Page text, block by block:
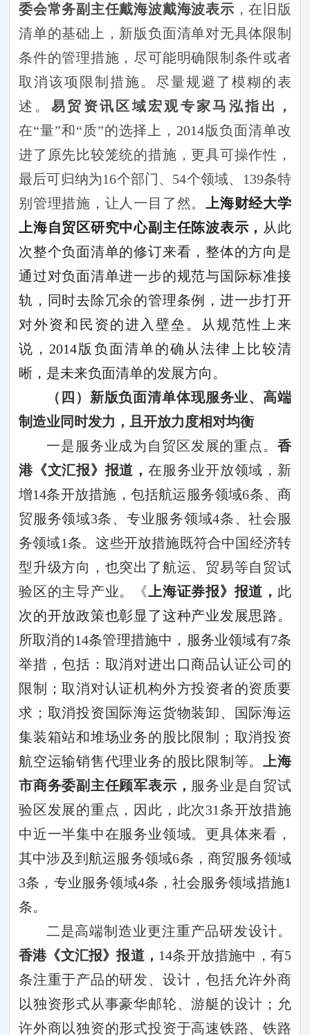
委会常务副主任戴海波戴海波表示 ，在旧版
清单的基础上，新版负面清单对无具体限制
条件的管理措施，尽可能明确限制条件或者
取消该项限制措施。尽量规避了模糊的表
述。 易贸资讯区域宏观专家马泓指出，
在“量”和“质”的选择上， 2014版负面清单改
进了原先比较笼统的措施，更具可操作性，
最后可归纳为16个部门、 54个领域、 139条特
别管理措施，让人一目了然。上海财经大学
上海自贸区研究中心副主任陈波表示， 从此
次整个负面清单的修订来看，整体的方向是
通过对负面清单进一步的规范与国际标准接
轨，同时去除冗余的管理条例，进一步打开
对外资和民资的进入壁垒。从规范性上来
说， 2014版负面清单的确从法律上比较清
晰，是未来负面清单的发展方向。
（四）新版负面清单体现服务业、高端
制造业同时发力，且开放力度相对均衡
一是服务业成为自贸区发展的重点。 香
港《文汇报》报道， 在服务业开放领域，新
增14条开放措施，包括航运服务领域6条、商
贸服务领域3条、专业服务领域4条、社会服
务领域1条。这些开放措施既符合中国经济转
型升级方向，也突出了航运、贸易等自贸试
验区的主导产业。
《上海证券报》报道， 此
次的开放政策也彰显了这种产业发展思路。
所取消的14条管理措施中，服务业领域有7条
举措，包括：取消对进出口商品认证公司的
限制；取消对认证机构外方投资者的资质要
求；取消投资国际海运货物装卸、国际海运
集装箱站和堆场业务的股比限制；取消投资
航空运输销售代理业务的股比限制等。上海
市商务委副主任顾军表示， 服务业是自贸试
验区发展的重点，因此，此次31条开放措施
中近一半集中在服务业领域。更具体来看，
其中涉及到航运服务领域6条，商贸服务领域
3条，专业服务领域4条，社会服务领域措施1
条。
二是高端制造业更注重产品研发设计。
香港《文汇报》报道， 14条开放措施中，有5
条注重于产品的研发、设计，包括允许外商
以独资形式从事豪华邮轮、游艇的设计；允
许外商以独资的形式投资于高速铁路、铁路